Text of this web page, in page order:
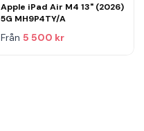
Apple iPad Air M4 13" (2026)
5G MH9P4TY/A
Från 5 500 kr